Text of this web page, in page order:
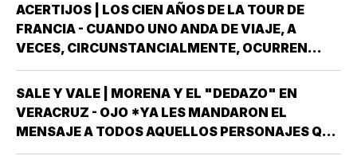
ACERTIJOS | LOS CIEN AÑOS DE LA TOUR DE
FRANCIA - CUANDO UNO ANDA DE VIAJE, A
VECES, CIRCUNSTANCIALMENTE, OCURREN
COSAS QUE NO LLEVABAS PLANEADA *ME HAN
OCURRIDO ALGUNAS OCASIONES *AHORA
REMEMORO ESTA PORQUE TENEMOS A UN
MEXICANO EN EL TOP TEN DE…
SALE Y VALE | MORENA Y EL "DEDAZO" EN
VERACRUZ - OJO *YA LES MANDARON EL
MENSAJE A TODOS AQUELLOS PERSONAJES QUE
ASPIRAN A SER CANDIDATOS A DIPUTADOS